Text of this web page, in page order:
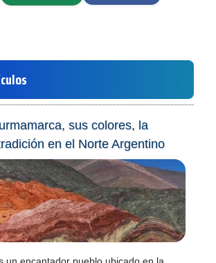
sus colores, la
en el Norte Argentino